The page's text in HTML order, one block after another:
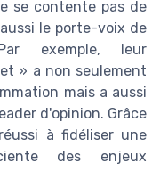
se contente pas de
le porte-voix de
exemple, leur
» a non seulement
mais a aussi
d'opinion. Grâce
à fidéliser une
des enjeux